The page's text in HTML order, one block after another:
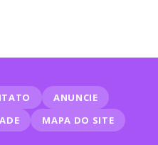
ANUNCIE
MAPA DO SITE